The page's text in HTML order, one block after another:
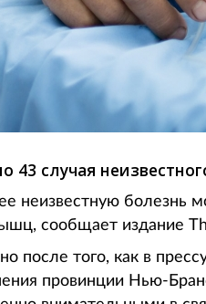
43 случая
неизвестную болезнь
сообщает издание
после того, как в
провинции Нью-